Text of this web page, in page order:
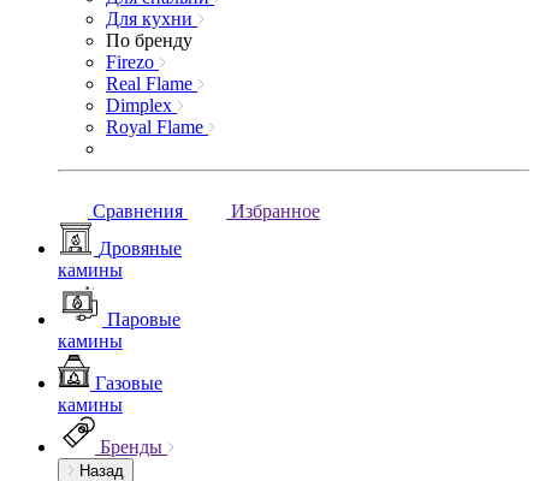
Для кухни
По бренду
Firezo
Real Flame
Dimplex
Royal Flame
Сравнения
Избранное
Дровяные
камины
Паровые
камины
Газовые
камины
Бренды
Назад